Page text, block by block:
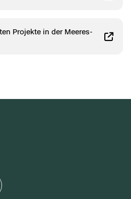
Pro­jek­te in der Meeres-​